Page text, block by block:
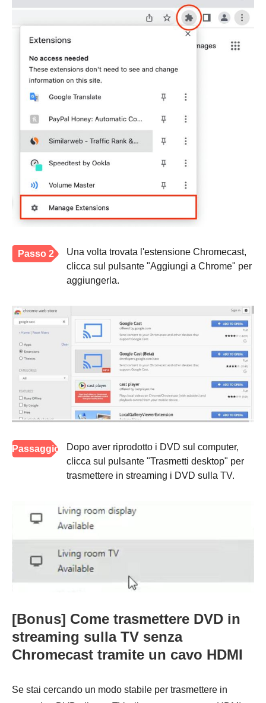
Passo 2
Una volta trovata l'estensione Chromecast,
clicca sul pulsante "Aggiungi a Chrome" per
aggiungerla.
Passaggio
Dopo aver riprodotto i DVD sul computer,
clicca sul pulsante "Trasmetti desktop" per
trasmettere in streaming i DVD sulla TV.
[Bonus] Come trasmettere DVD in
streaming sulla TV senza
Chromecast tramite un cavo HDMI
Se stai cercando un modo stabile per trasmettere in